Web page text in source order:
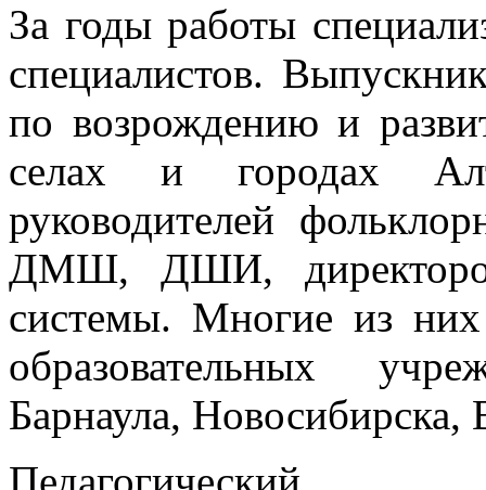
За годы работы
специалистов.
по возрождению и
селах и городах
руководителей
ДМШ, ДШИ, директоров
системы. Многие из
образовательных
Барнаула,